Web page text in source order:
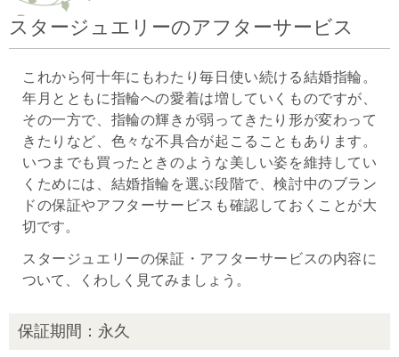
スタージュエリーのアフターサービス
これから何十年にもわたり毎日使い続ける結婚指輪。
年月とともに指輪への愛着は増していくものですが、
その一方で、指輪の輝きが弱ってきたり形が変わって
きたりなど、色々な不具合が起こることもあります。
いつまでも買ったときのような美しい姿を維持してい
くためには、結婚指輪を選ぶ段階で、検討中のブラン
ドの保証やアフターサービスも確認しておくことが大
切です。
スタージュエリーの保証・アフターサービスの内容に
ついて、くわしく見てみましょう。
保証期間：永久